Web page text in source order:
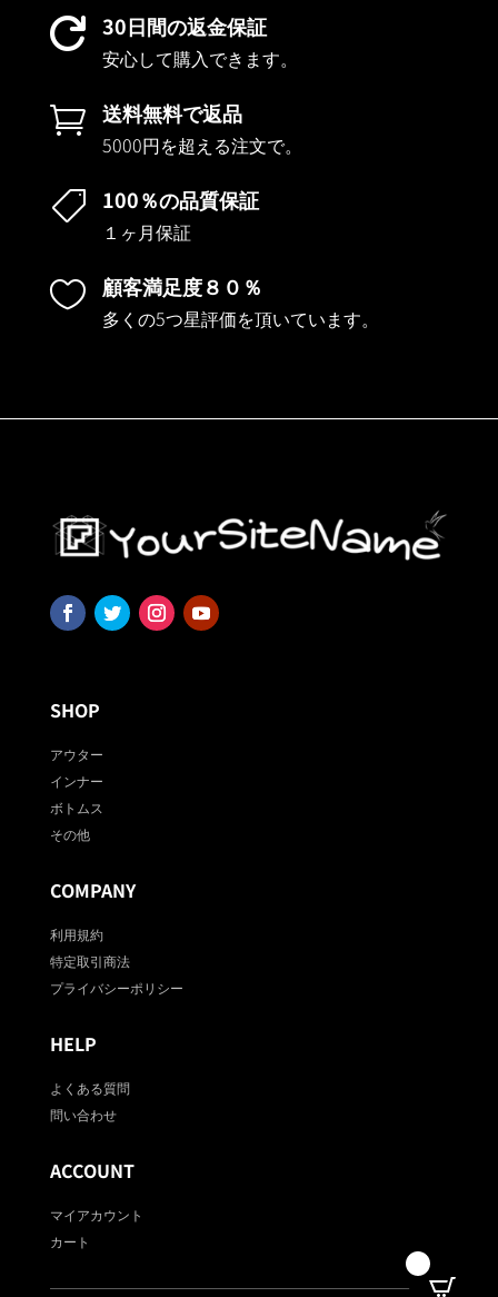
 30日間の返金保証
安心して購入できます。
 送料無料で返品
5000円を超える注文で。
 100％の品質保証
１ヶ月保証
 顧客満足度８０％
多くの5つ星評価を頂いています。
SHOP
アウター
インナー
ボトムス
その他
COMPANY
利用規約
特定取引商法
プライバシーポリシー
HELP
よくある質問
問い合わせ
ACCOUNT
マイアカウント
カート